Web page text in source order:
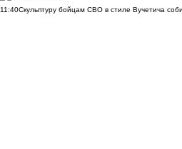
11:40Скульптуру бойцам СВО в стиле Вучетича